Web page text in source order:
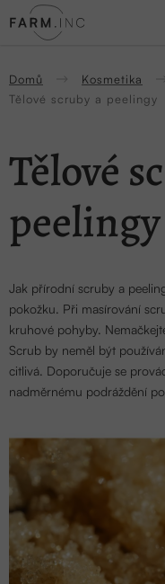
na
Domů Kosmetika
Tělové scruby a peelingy
Tělové
peelingy
Jak přírodní scruby a
pokožku. Při masírování
kruhové pohyby.
Scrub by neměl být
citlivá. Doporučuje se
nadměrnému podráždění